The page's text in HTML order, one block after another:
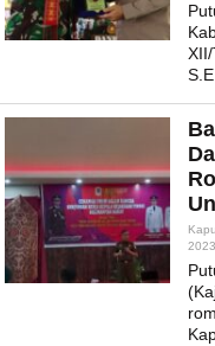
2023